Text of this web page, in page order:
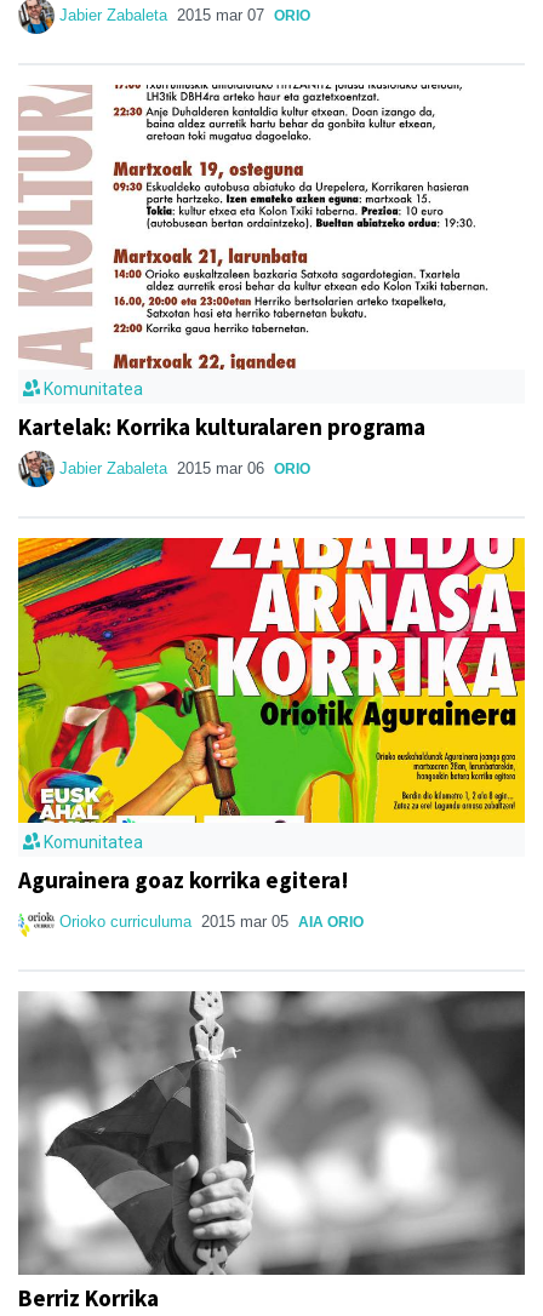
Jabier Zabaleta 2015 mar 07 ORIO
Komunitatea
Kartelak: Korrika kulturalaren programa
Jabier Zabaleta 2015 mar 06 ORIO
Komunitatea
Agurainera goaz korrika egitera!
Orioko curriculuma 2015 mar 05 AIA ORIO
Berriz Korrika